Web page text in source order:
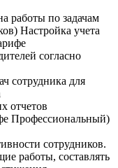
работы по задачам
Настройка учета
согласно
сотрудника для
отчетов
Профессиональный)
сотрудников.
работы, составлять